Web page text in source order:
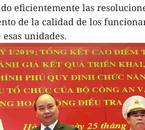
eficientemente las
de la calidad de los
unidades.